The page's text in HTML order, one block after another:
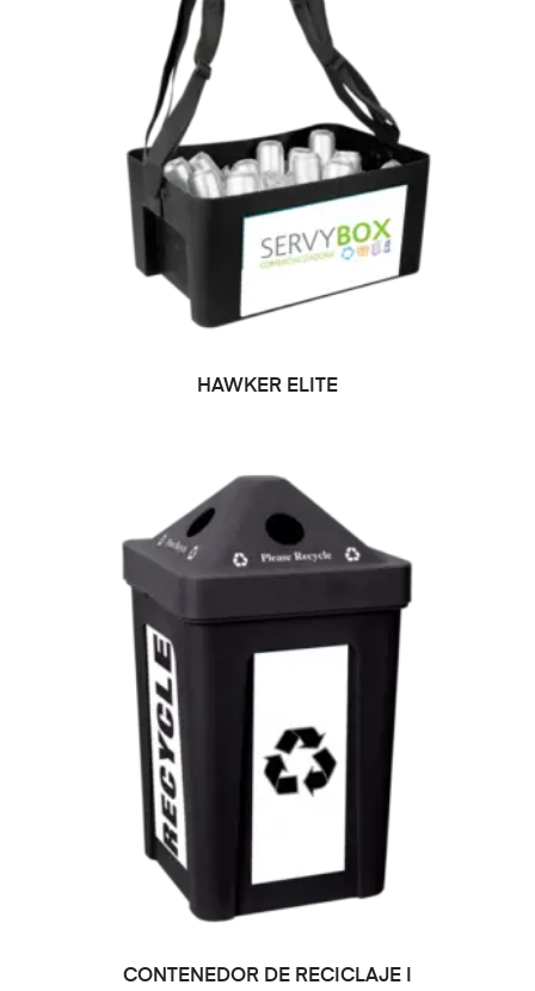
LEER MÁS
HAWKER ELITE
LEER MÁS
CONTENEDOR DE RECICLAJE I